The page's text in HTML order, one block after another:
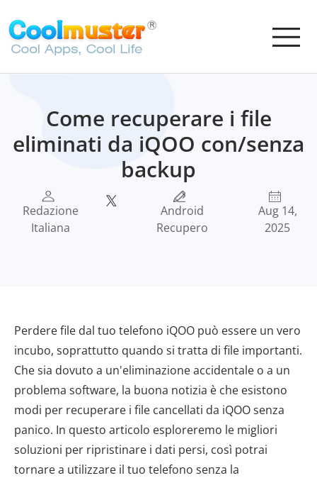
Come recuperare i file
eliminati da iQOO con/senza
backup
Redazione
Italiana
Android
Recupero
Aug 14,
2025
Perdere file dal tuo telefono iQOO può essere un vero
incubo, soprattutto quando si tratta di file importanti.
Che sia dovuto a un'eliminazione accidentale o a un
problema software, la buona notizia è che esistono
modi per recuperare i file cancellati da iQOO senza
panico. In questo articolo esploreremo le migliori
soluzioni per ripristinare i dati persi, così potrai
tornare a utilizzare il tuo telefono senza la